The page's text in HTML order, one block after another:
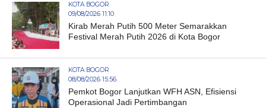
KOTA BOGOR
09/08/2026 11:10
Kirab Merah Putih 500 Meter Semarakkan
Festival Merah Putih 2026 di Kota Bogor
KOTA BOGOR
08/08/2026 15:56
Pemkot Bogor Lanjutkan WFH ASN, Efisiensi
Operasional Jadi Pertimbangan